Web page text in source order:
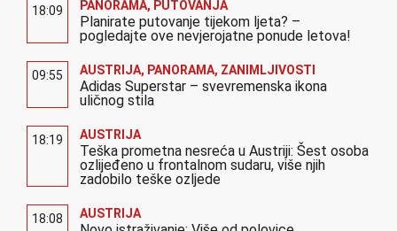
18:09 PANORAMA, PUTOVANJA
Planirate putovanje tijekom ljeta? –
pogledajte ove nevjerojatne ponude letova!
09:55 AUSTRIJA, PANORAMA, ZANIMLJIVOSTI
Adidas Superstar – svevremenska ikona
uličnog stila
18:19 AUSTRIJA
Teška prometna nesreća u Austriji: Šest osoba
ozlijeđeno u frontalnom sudaru, više njih
zadobilo teške ozljede
18:08 AUSTRIJA